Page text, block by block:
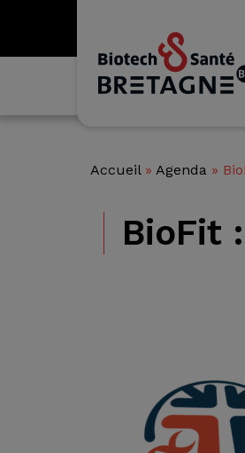
Accueil» Agenda »
BioFit